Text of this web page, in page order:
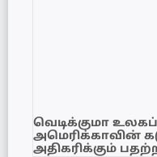
வெடிக்குமா
அமெரிக்காவின்
அதிகரிக்கும்